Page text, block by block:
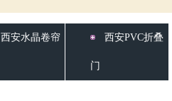
西安水晶卷帘 西安PVC折叠
门